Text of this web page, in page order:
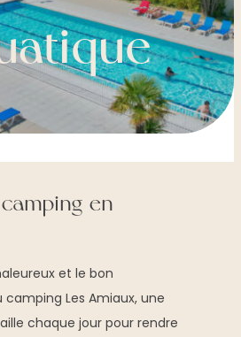
en
et le bon
Les Amiaux, une
chaque jour pour rendre